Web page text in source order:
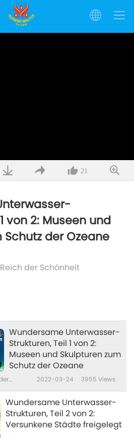
21
von 2: Museen und
der Ozeane
der Schönheit
Wundersame Unterwasser-
Strukturen, Teil 1 von 2:
Museen und Skulpturen zum
Schutz der Ozeane
2022-03-24 3955 Views
Wundersame Unterwasser-
Strukturen, Teil 2 von 2:
Versunkene Städte freigelegt